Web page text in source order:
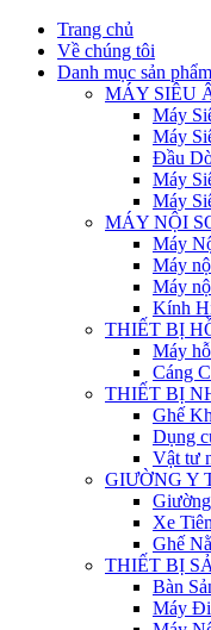
Trang chủ
Về chúng tôi
Danh mục sản phẩm
MÁY SIÊU
Máy
Máy
Đầu
Máy
Máy
MÁY NỘI
Máy
Máy
Máy
Kính
THIẾT BỊ
Máy
Cáng
THIẾT BỊ
Ghế
Dụng
Vật tư
GIƯỜNG Y
Xe
Ghế
THIẾT BỊ
Bàn
Máy